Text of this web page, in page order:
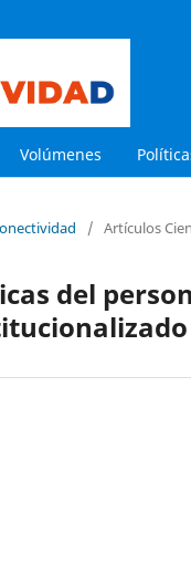
Volúmenes
/ Artículos
del